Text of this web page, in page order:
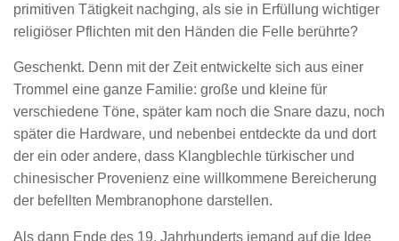
primitiven Tätigkeit nachging, als sie in Erfüllung wichtiger
religiöser Pflichten mit den Händen die Felle berührte?
Geschenkt. Denn mit der Zeit entwickelte sich aus einer
Trommel eine ganze Familie: große und kleine für
verschiedene Töne, später kam noch die Snare dazu, noch
später die Hardware, und nebenbei entdeckte da und dort
der ein oder andere, dass Klangblechle türkischer und
chinesischer Provenienz eine willkommene Bereicherung
der befellten Membranophone darstellen.
Als dann Ende des 19. Jahrhunderts jemand auf die Idee